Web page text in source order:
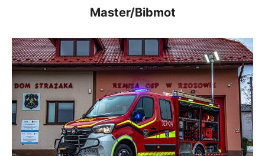
Master/Bibmot